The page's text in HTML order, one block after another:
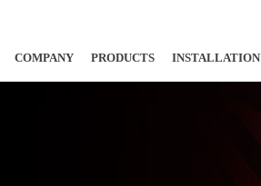
COMPANY PRODUCTS INSTALLATION